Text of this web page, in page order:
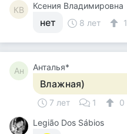
КВ Ксения Владимировна
нет 8 лет 1
Ан Анталья*
Влажная)
7 лет 1
0
Legião Dos Sábios